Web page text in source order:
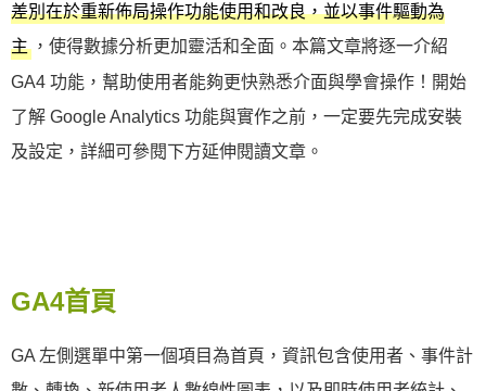
差別在於重新佈局操作功能使用和改良，並以事件驅動為
主 ，使得數據分析更加靈活和全面。本篇文章將逐一介紹
GA4 功能，幫助使用者能夠更快熟悉介面與學會操作！開始
了解 Google Analytics 功能與實作之前，一定要先完成安裝
及設定，詳細可參閱下方延伸閱讀文章。
GA4首頁
GA 左側選單中第一個項目為首頁，資訊包含使用者、事件計